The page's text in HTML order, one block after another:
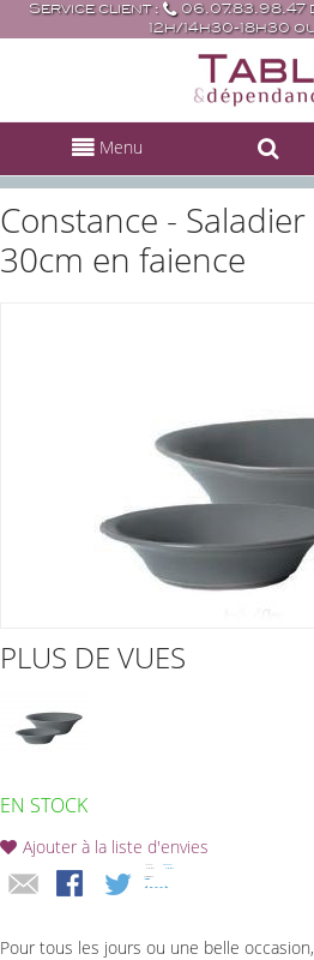
Service client :
06.07.83.98.47
12h/14h30-18h30
Menu
Constance -
30cm en faience
PLUS DE VUES
EN STOCK
Ajouter à la liste d'envies
Pour tous les jours ou une belle